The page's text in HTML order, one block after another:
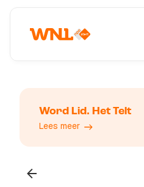
Word Lid. Het Telt
Lees meer